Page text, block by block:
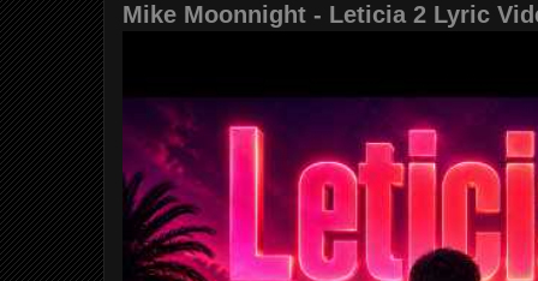
Mike Moonnight - Leticia 2 Lyric